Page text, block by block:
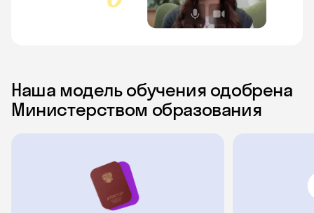
Наша модель обучения одобрена
Министерством образования